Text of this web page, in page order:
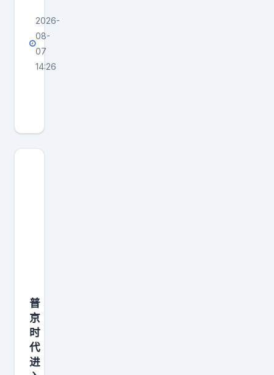
2026-
08-
07
14:26
经
叫
没
有
怎
么
普
京
时
代
进